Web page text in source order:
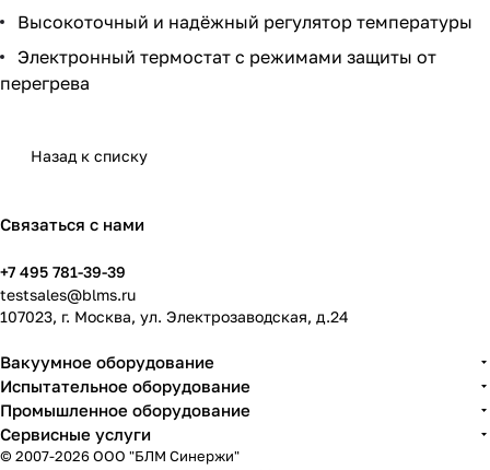
Высокоточный и надёжный регулятор температуры
Электронный термостат с режимами защиты от
перегрева
Назад к списку
Связаться с нами
+7 495 781-39-39
testsales@blms.ru
107023, г. Москва, ул. Электрозаводская, д.24
Вакуумное оборудование
Испытательное оборудование
Промышленное оборудование
Сервисные услуги
© 2007-2026 ООО "БЛМ Синержи"